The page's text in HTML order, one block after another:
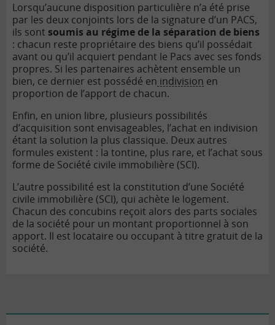
Lorsqu’aucune disposition particulière n’a été prise
par les deux conjoints lors de la signature d’un PACS,
ils sont soumis au régime de la séparation de biens
: chacun reste propriétaire des biens qu’il possédait
avant ou qu’il acquiert pendant le Pacs avec ses fonds
propres. Si les partenaires achètent ensemble un
bien, ce dernier est possédé en indivision en
proportion de l’apport de chacun.
Enfin, en union libre, plusieurs possibilités
d’acquisition sont envisageables, l’achat en indivision
étant la solution la plus classique. Deux autres
formules existent : la tontine, plus rare, et l’achat sous
forme de Société civile immobilière (SCI).
L’autre possibilité est la constitution d’une Société
civile immobilière (SCI), qui achète le logement.
Chacun des concubins reçoit alors des parts sociales
de la société pour un montant proportionnel à son
apport. Il est locataire ou occupant à titre gratuit de la
société.